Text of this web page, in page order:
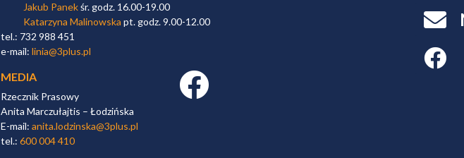
Jakub Panekśr. godz. 16.00-19.00
Katarzyna Malinowska pt. godz. 9.00-12.00
tel.: 732 988 451
e-mail: linia@3plus.pl
MEDIA
Rzecznik Prasowy
Anita Marczułajtis – Łodzińska
E-mail: anita.lodzinska@3plus.pl
tel.: 600 004 410
Facebook link